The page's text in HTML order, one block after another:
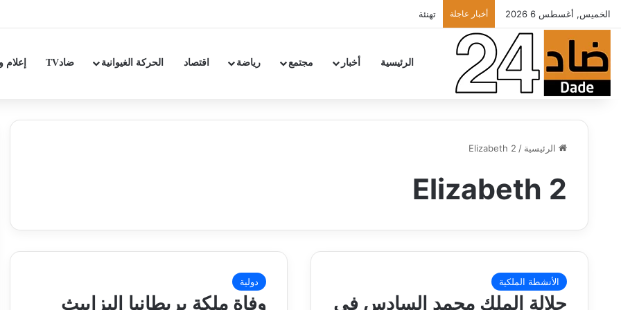
الخميس, أغسطس 6 2026 أخبار عاجلة تهنئة
الرئيسية أخبار مجتمع رياضة اقتصاد الحركة الغيوانية ضادTV إعلام
الرئيسية /
Elizabeth 2
Elizabeth 2
الأنشطة الملكية
جلالة الملك محمد السادس في
دولية
وفاة ملكة بريطانيا إليزابيث